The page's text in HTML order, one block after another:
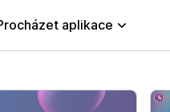
aplikace